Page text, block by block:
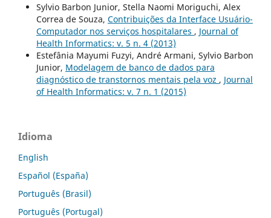
Sylvio Barbon Junior, Stella Naomi Moriguchi, Alex
Correa de Souza, Contribuições da Interface Usuário-
Computador nos serviços hospitalares , Journal of
Health Informatics: v. 5 n. 4 (2013)
Estefânia Mayumi Fuzyi, André Armani, Sylvio Barbon
Junior, Modelagem de banco de dados para
diagnóstico de transtornos mentais pela voz , Journal
of Health Informatics: v. 7 n. 1 (2015)
Idioma
English
Español (España)
Português (Brasil)
Português (Portugal)